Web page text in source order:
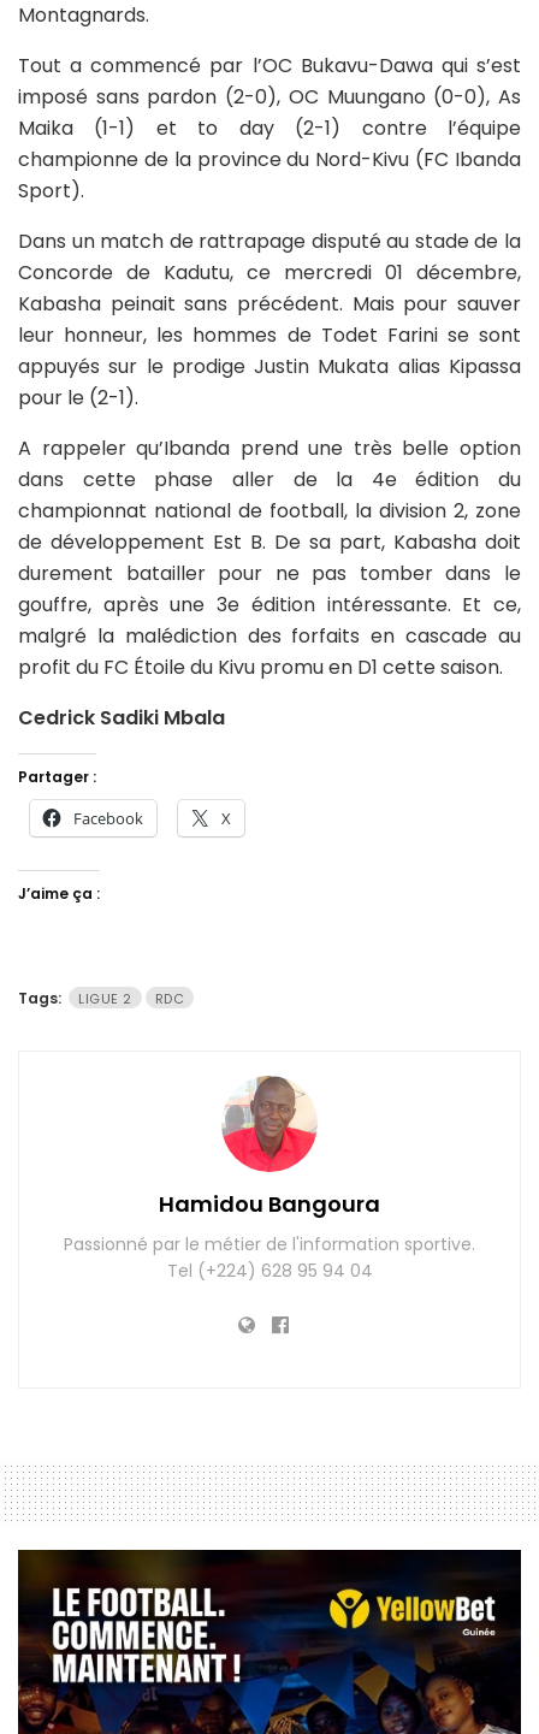
Montagnards.
Tout a commencé par l’OC Bukavu-Dawa qui s’est
imposé sans pardon (2-0), OC Muungano (0-0), As
Maika (1-1) et to day (2-1) contre l’équipe
championne de la province du Nord-Kivu (FC Ibanda
Sport).
Dans un match de rattrapage disputé au stade de la
Concorde de Kadutu, ce mercredi 01 décembre,
Kabasha peinait sans précédent. Mais pour sauver
leur honneur, les hommes de Todet Farini se sont
appuyés sur le prodige Justin Mukata alias Kipassa
pour le (2-1).
A rappeler qu’Ibanda prend une très belle option
dans cette phase aller de la 4e édition du
championnat national de football, la division 2, zone
de développement Est B. De sa part, Kabasha doit
durement batailler pour ne pas tomber dans le
gouffre, après une 3e édition intéressante. Et ce,
malgré la malédiction des forfaits en cascade au
profit du FC Étoile du Kivu promu en D1 cette saison.
Cedrick Sadiki Mbala
Partager :
Facebook X
J’aime ça :
Tags: LIGUE 2 RDC
Hamidou Bangoura
Passionné par le métier de l'information sportive.
Tel (+224) 628 95 94 04